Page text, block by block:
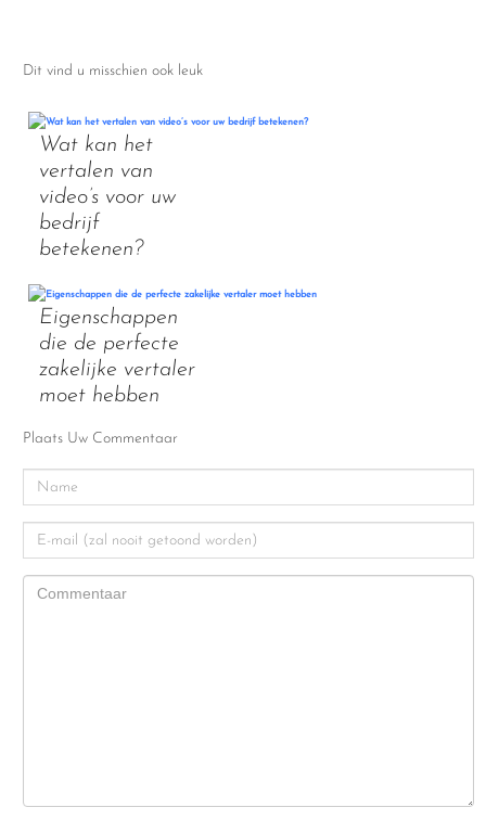
Dit vind u misschien ook leuk
Wat kan het
vertalen van
video’s voor uw
bedrijf
betekenen?
Eigenschappen
die de perfecte
zakelijke vertaler
moet hebben
Plaats Uw Commentaar